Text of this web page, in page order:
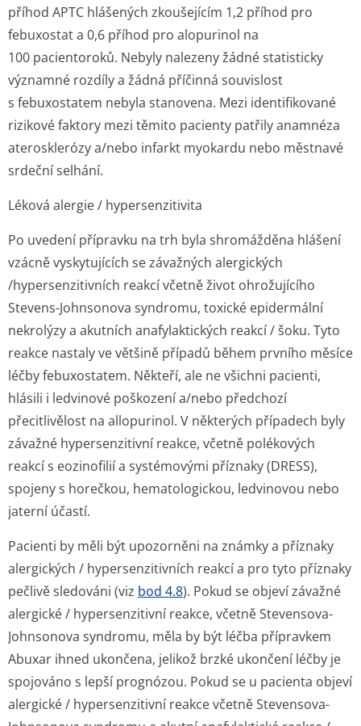
příhod APTC hlášených zkoušejícím 1,2 příhod pro
febuxostat a 0,6 příhod pro alopurinol na
100 pacientoroků. Nebyly nalezeny žádné statisticky
významné rozdíly a žádná příčinná souvislost
s febuxostatem nebyla stanovena. Mezi identifikované
rizikové faktory mezi těmito pacienty patřily anamnéza
aterosklerózy a/nebo infarkt myokardu nebo městnavé
srdeční selhání.
Léková alergie / hypersenzitivita
Po uvedení přípravku na trh byla shromážděna hlášení
vzácně vyskytujících se závažných alergických
/hypersenzitivních reakcí včetně život ohrožujícího
Stevens-Johnsonova syndromu, toxické epidermální
nekrolýzy a akutních anafylaktických reakcí / šoku. Tyto
reakce nastaly ve většině případů během prvního měsíce
léčby febuxostatem. Někteří, ale ne všichni pacienti,
hlásili i ledvinové poškození a/nebo předchozí
přecitlivělost na allopurinol. V některých případech byly
závažné hypersenzitivní reakce, včetně polékových
reakcí s eozinofilií a systémovými příznaky (DRESS),
spojeny s horečkou, hematologickou, ledvinovou nebo
jaterní účastí.
Pacienti by měli být upozorněni na známky a příznaky
alergických / hypersenzitivních reakcí a pro tyto příznaky
pečlivě sledováni (viz bod 4.8). Pokud se objeví závažné
alergické / hypersenzitivní reakce, včetně Stevensova-
Johnsonova syndromu, měla by být léčba přípravkem
Abuxar ihned ukončena, jelikož brzké ukončení léčby je
spojováno s lepší prognózou. Pokud se u pacienta objeví
alergické / hypersenzitivní reakce včetně Stevensova-